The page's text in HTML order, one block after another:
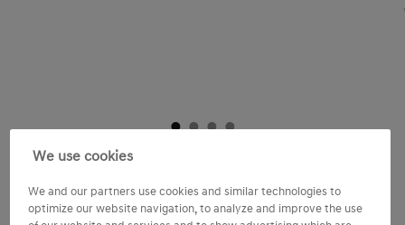
We use cookies
We and our partners use cookies and similar technologies to
optimize our website navigation, to analyze and improve the use